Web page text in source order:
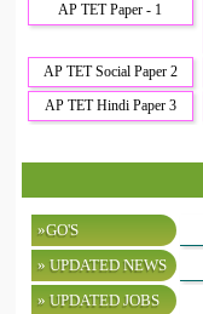
AP TET Paper - 1
AP TET Social Paper 2
AP TET Hindi Paper 3
»GO'S
» UPDATED NEWS
» UPDATED JOBS